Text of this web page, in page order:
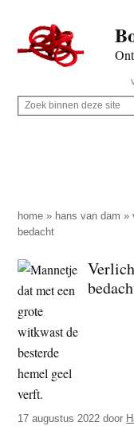
naar
de
inhoud
secondary
naar
de
sidebar
naar
de
Rechts
Z
p
d
e
z
e
s
i
t
e
Z
i
n
e
n
d
e
z
e
s
i
home » hans van dam »
bedacht
17 augustus 2022 door